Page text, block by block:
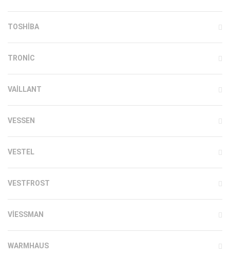
TOSHIBA
TRONIC
VAILLANT
VESSEN
VESTEL
VESTFROST
VIESSMAN
WARMHAUS